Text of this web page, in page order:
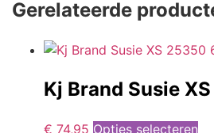
Gerelateerde
Kj Brand Susie
€ 74,95 Opties selecteren